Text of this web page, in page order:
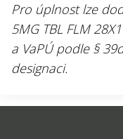
Pro úplnost lze
5MG TBL FLM
a VaPÚ podle §
designaci.